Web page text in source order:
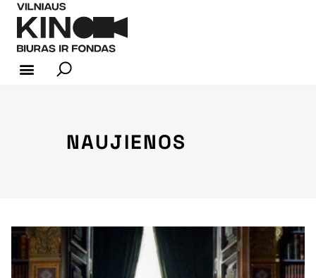
NAUJIENOS